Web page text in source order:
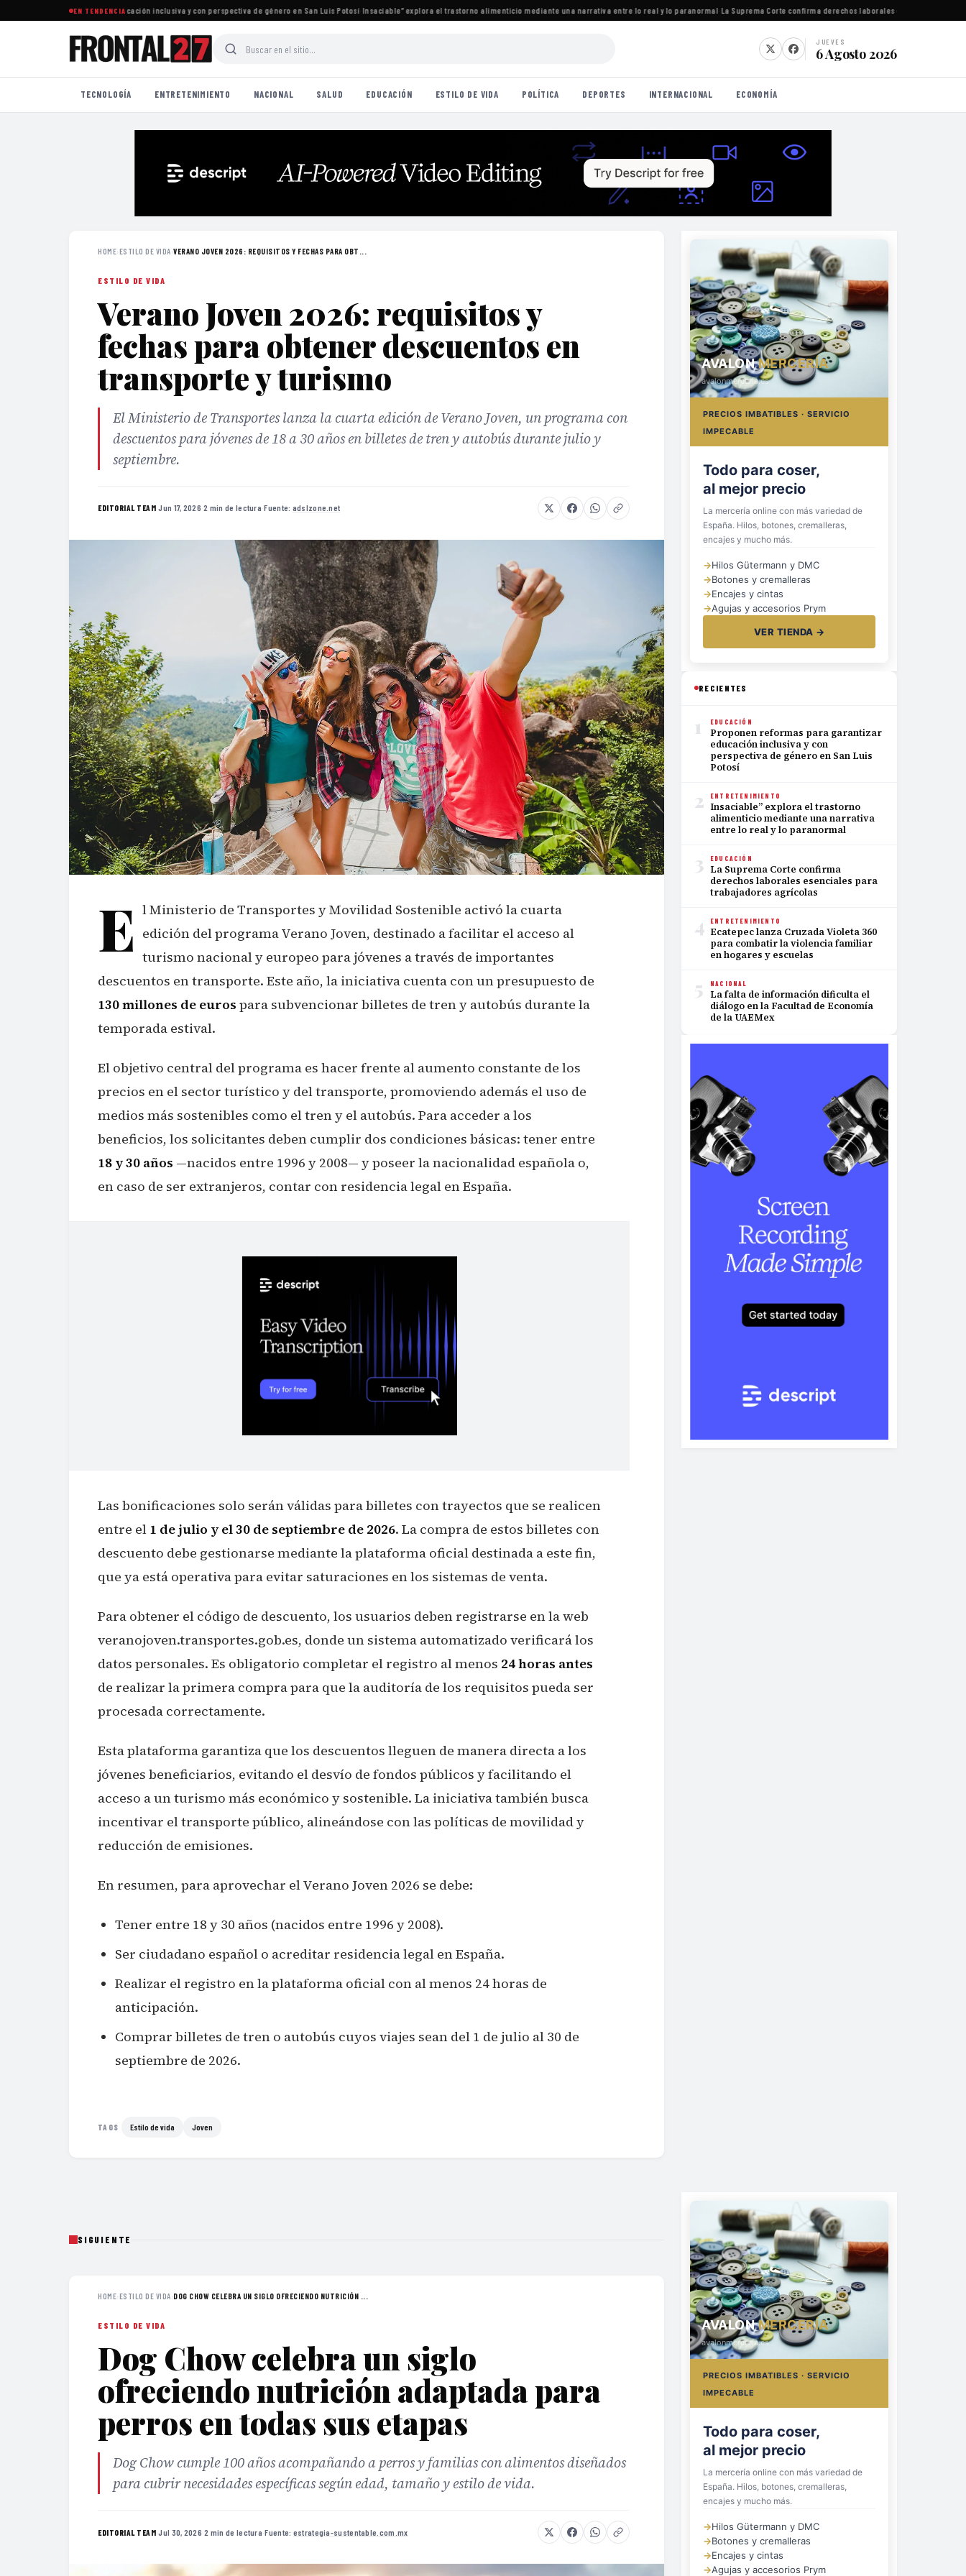
EN TENDENCIA
reformas para garantizar educación inclusiva y con perspectiva de género en San Luis Potosí·Insaciable” explora el trastorno alimenticio mediante una narrativa entre lo real y lo paranormal·La Suprema Corte confirma derechos laborales esenciales para
JUEVES
6 Agosto 2026
TECNOLOGÍA ENTRETENIMIENTO NACIONAL SALUD EDUCACIÓN ESTILO DE VIDA POLÍTICA DEPORTES INTERNACIONAL ECONOMÍA
HOME›ESTILO DE VIDA›VERANO JOVEN 2026: REQUISITOS Y FECHAS PARA OBT...
ESTILO DE VIDA
Verano Joven 2026: requisitos y
fechas para obtener descuentos en
transporte y turismo
El Ministerio de Transportes lanza la cuarta edición de Verano Joven, un programa con
descuentos para jóvenes de 18 a 30 años en billetes de tren y autobús durante julio y
septiembre.
EDITORIAL TEAM·Jun 17, 2026·2 min de lectura·Fuente: adslzone.net
E l Ministerio de Transportes y Movilidad Sostenible activó la cuarta
edición del programa Verano Joven, destinado a facilitar el acceso al
turismo nacional y europeo para jóvenes a través de importantes
descuentos en transporte. Este año, la iniciativa cuenta con un presupuesto de
130 millones de euros para subvencionar billetes de tren y autobús durante la
temporada estival.
El objetivo central del programa es hacer frente al aumento constante de los
precios en el sector turístico y del transporte, promoviendo además el uso de
medios más sostenibles como el tren y el autobús. Para acceder a los
beneficios, los solicitantes deben cumplir dos condiciones básicas: tener entre
18 y 30 años —nacidos entre 1996 y 2008— y poseer la nacionalidad española o,
en caso de ser extranjeros, contar con residencia legal en España.
Las bonificaciones solo serán válidas para billetes con trayectos que se realicen
entre el 1 de julio y el 30 de septiembre de 2026. La compra de estos billetes con
descuento debe gestionarse mediante la plataforma oficial destinada a este fin,
que ya está operativa para evitar saturaciones en los sistemas de venta.
Para obtener el código de descuento, los usuarios deben registrarse en la web
veranojoven.transportes.gob.es, donde un sistema automatizado verificará los
datos personales. Es obligatorio completar el registro al menos 24 horas antes
de realizar la primera compra para que la auditoría de los requisitos pueda ser
procesada correctamente.
Esta plataforma garantiza que los descuentos lleguen de manera directa a los
jóvenes beneficiarios, evitando el desvío de fondos públicos y facilitando el
acceso a un turismo más económico y sostenible. La iniciativa también busca
incentivar el transporte público, alineándose con las políticas de movilidad y
reducción de emisiones.
En resumen, para aprovechar el Verano Joven 2026 se debe:
Tener entre 18 y 30 años (nacidos entre 1996 y 2008).
Ser ciudadano español o acreditar residencia legal en España.
Realizar el registro en la plataforma oficial con al menos 24 horas de
anticipación.
Comprar billetes de tren o autobús cuyos viajes sean del 1 de julio al 30 de
septiembre de 2026.
TAGS Estilo de vida Joven
AVALONMERCERÍA
avalonmerceria.es
PRECIOS IMBATIBLES · SERVICIO
IMPECABLE
Todo para coser,
al mejor precio
La mercería online con más variedad de
España. Hilos, botones, cremalleras,
encajes y mucho más.
→Hilos Gütermann y DMC
→Botones y cremalleras
→Encajes y cintas
→Agujas y accesorios Prym
VER TIENDA →
RECIENTES
1 EDUCACIÓN
Proponen reformas para garantizar
educación inclusiva y con
perspectiva de género en San Luis
Potosí
2 ENTRETENIMIENTO
Insaciable” explora el trastorno
alimenticio mediante una narrativa
entre lo real y lo paranormal
3 EDUCACIÓN
La Suprema Corte confirma
derechos laborales esenciales para
trabajadores agrícolas
4 ENTRETENIMIENTO
Ecatepec lanza Cruzada Violeta 360
para combatir la violencia familiar
en hogares y escuelas
5 NACIONAL
La falta de información dificulta el
diálogo en la Facultad de Economía
de la UAEMex
SIGUIENTE
HOME›ESTILO DE VIDA›DOG CHOW CELEBRA UN SIGLO OFRECIENDO NUTRICIÓN ...
ESTILO DE VIDA
Dog Chow celebra un siglo
ofreciendo nutrición adaptada para
perros en todas sus etapas
Dog Chow cumple 100 años acompañando a perros y familias con alimentos diseñados
para cubrir necesidades específicas según edad, tamaño y estilo de vida.
EDITORIAL TEAM·Jul 30, 2026·2 min de lectura·Fuente: estrategia-sustentable.com.mx
AVALONMERCERÍA
avalonmerceria.es
PRECIOS IMBATIBLES · SERVICIO
IMPECABLE
Todo para coser,
al mejor precio
La mercería online con más variedad de
España. Hilos, botones, cremalleras,
encajes y mucho más.
→Hilos Gütermann y DMC
→Botones y cremalleras
→Encajes y cintas
→Agujas y accesorios Prym